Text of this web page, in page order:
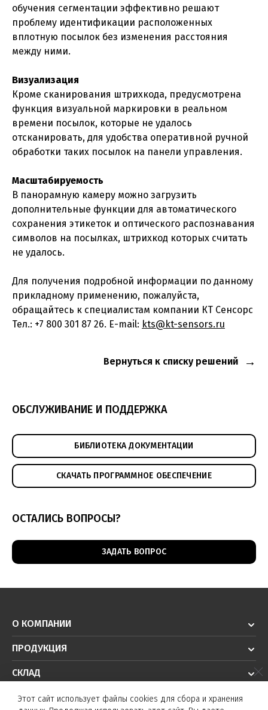
обучения сегментации эффективно решают
проблему идентификации расположенных
вплотную посылок без изменения расстояния
между ними.
Визуализация
Кроме сканирования штрихкода, предусмотрена
функция визуальной маркировки в реальном
времени посылок, которые не удалось
отсканировать, для удобства оперативной ручной
обработки таких посылок на панели управления.
Масштабируемость
В панорамную камеру можно загрузить
дополнительные функции для автоматического
сохранения этикеток и оптического распознавания
символов на посылках, штрихкод которых считать
не удалось.
Для получения подробной информации по данному
прикладному применению, пожалуйста,
обращайтесь к специалистам компании КТ Сенсорс
Тел.: +7 800 301 87 26. E-mail: kts@kt-sensors.ru
Вернуться к списку решений
ОБСЛУЖИВАНИЕ И ПОДДЕРЖКА
БИБЛИОТЕКА ДОКУМЕНТАЦИИ
СКАЧАТЬ ПРОГРАММНОЕ ОБЕСПЕЧЕНИЕ
ОСТАЛИСЬ ВОПРОСЫ?
ЗАДАТЬ ВОПРОС
О КОМПАНИИ
ПРОДУКЦИЯ
СКЛАД
РЕШЕНИЯ
Этот сайт использует файлы cookies для сбора и хранения